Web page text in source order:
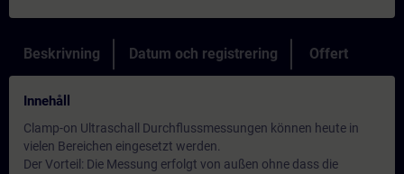
Beskrivning Datum och registrering Offert
Innehåll
Clamp-on Ultraschall Durchflussmessungen können heute in
vielen Bereichen eingesetzt werden.
Der Vorteil: Die Messung erfolgt von außen ohne dass die